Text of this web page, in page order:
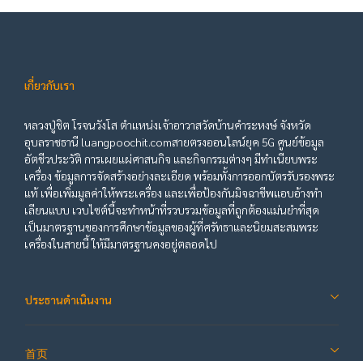
เกี่ยวกับเรา
หลวงปู่ชิต โรจนวังโส ตำแหน่งเจ้าอาวาสวัดบ้านคำระหงษ์ จังหวัด
อุบลราชธานี luangpoochit.comสายตรงออนไลน์ยุค 5G ศูนย์ข้อมูล
อัตชีวประวัติ การเผยแผ่ศาสนกิจ และกิจกรรมต่างๆ มีทำเนียบพระ
เครื่อง ข้อมูลการจัดสร้างอย่างละเอียด พร้อมทั้งการออกบัตรรับรองพระ
แท้ เพื่อเพิ่มมูลค่าให้พระเครื่อง และเพื่อป้องกันมิจฉาชีพแอบอ้างทำ
เลียนแบบ เวบไซต์นี้จะทำหน้าที่รวบรวมข้อมูลที่ถูกต้องแม่นยำที่สุด
เป็นมาตรฐานของการศึกษาข้อมูลของผู้ที่ศรัทธาและนิยมสะสมพระ
เครื่องในสายนี้ ให้มีมาตรฐานคงอยู่ตลอดไป
ประธานดำเนินงาน
首页